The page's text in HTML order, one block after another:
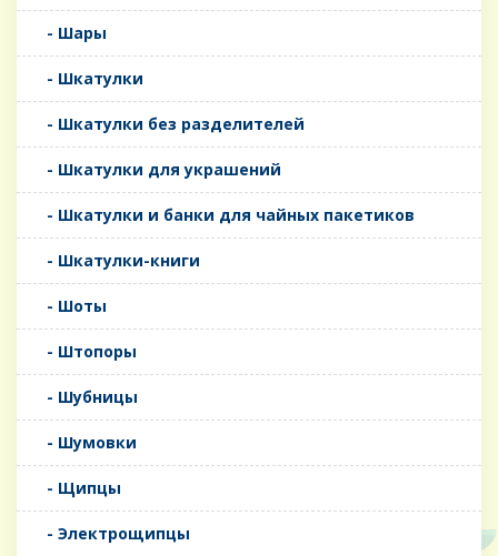
- Шары
- Шкатулки
- Шкатулки без разделителей
- Шкатулки для украшений
- Шкатулки и банки для чайных пакетиков
- Шкатулки-книги
- Шоты
- Штопоры
- Шубницы
- Шумовки
- Щипцы
- Электрощипцы